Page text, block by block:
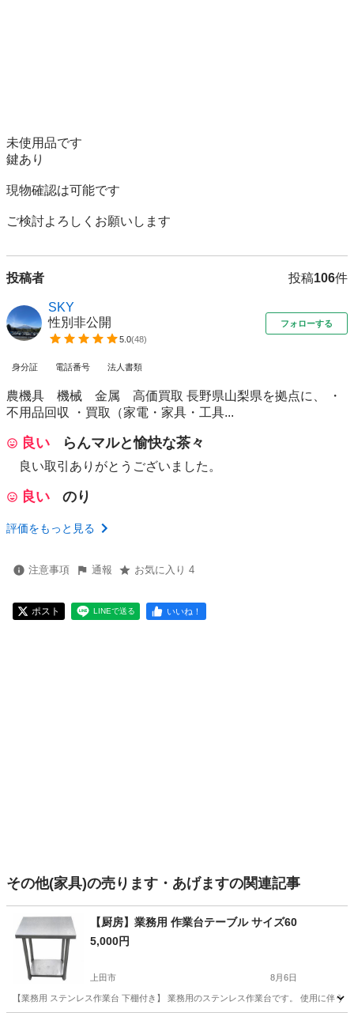
未使用品です
鍵あり
現物確認は可能です
ご検討よろしくお願いします
投稿者 投稿106件
SKY
性別非公開
5.0(48)
フォローする
身分証 電話番号 法人書類
農機具 機械 金属 高価買取 長野県山梨県を拠点に、 ・
不用品回収 ・買取（家電・家具・工具...
良い らんマルと愉快な茶々
良い取引ありがとうございました。
良い のり
評価をもっと見る
注意事項 通報 お気に入り 4
ポスト LINEで送る いいね！
その他(家具)の売ります・あげますの関連記事
【厨房】業務用 作業台テーブル サイズ60
5,000円
上田市 8月6日
【業務用 ステンレス作業台 下棚付き】 業務用のステンレス作業台です。 使用に伴